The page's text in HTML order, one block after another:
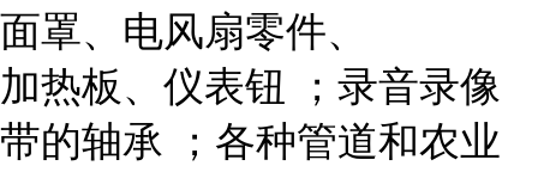
面罩、电风扇零件、
加热板、仪表钮 ；录音录像
带的轴承 ；各种管道和农业